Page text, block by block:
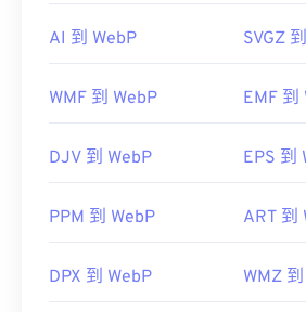
如 PNG、PDF、JPG 和 TIF。為
像轉換程式可供選擇，例如
初始發布日期：
1985 年 11 月 20
還可以試試 Corel PaintShop Pro。
實用連結：
相關 WebP 工具：
AI 到 WebP SVGZ
WMF 到 WebP EMF 到
DJV 到 WebP EPS 到
PPM 到 WebP ART 到
DPX 到 WebP WMZ